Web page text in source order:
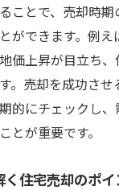
ことで、売却時
ができます。例
価上昇が目立ち
。売却を成功さ
的にチェックし
とが重要です。
住宅売却のポイ